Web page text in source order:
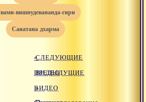
свами-вишнудевананда-гири
санатана дхарма
«
ПРЕДЫДУЩИЕ
ВИДЕО
СЛЕДУЮЩИЕ
ВИДЕО
»